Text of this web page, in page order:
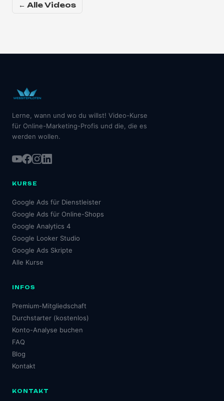
← Alle Videos
Lerne, wann und wo du willst! Video-Kurse
für Online-Marketing-Profis und die, die es
werden wollen.
KURSE
Google Ads für Dienstleister
Google Ads für Online-Shops
Google Analytics 4
Google Looker Studio
Google Ads Skripte
Alle Kurse
INFOS
Premium-Mitgliedschaft
Durchstarter (kostenlos)
Konto-Analyse buchen
FAQ
Blog
Kontakt
KONTAKT